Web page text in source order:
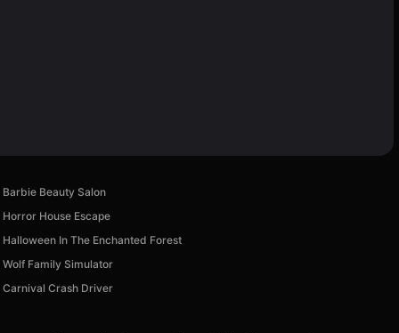
Barbie Beauty Salon
Horror House Escape
Halloween In The Enchanted Forest
Wolf Family Simulator
Carnival Crash Driver